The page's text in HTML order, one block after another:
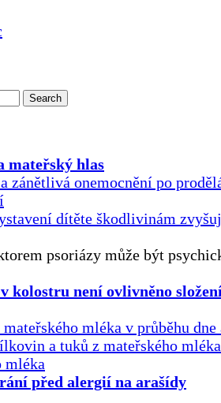
Search
mateřský hlas
zánětlivá onemocnění po
dítěte škodlivinám
psoriázy může být
kolostru není ovlivněno
mléka v průběhu dne
a tuků z mateřského
mléka
před alergií na arašídy